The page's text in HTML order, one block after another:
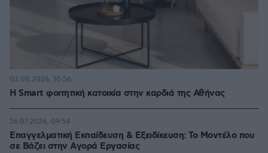
Η Smart φοιτητική κατοικία στην καρδιά της Αθήνας
03.08.2026, 10:56
Επαγγελματική Εκπαίδευση & Εξειδίκευση: Το Mοντέλο που
σε Bάζει στην Aγορά Eργασίας
26.07.2026, 09:54